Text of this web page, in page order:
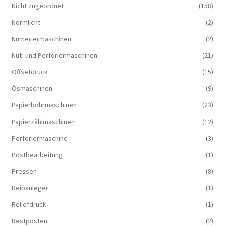
Nicht zugeordnet
(158)
Normlicht
(2)
Numeriermaschinen
(2)
Nut- und Perforiermaschinen
(21)
Offsetdruck
(15)
Ösmaschinen
(9)
Papierbohrmaschinen
(23)
Papierzählmaschinen
(12)
Perforiermaschine
(3)
Postbearbeitung
(1)
Pressen
(8)
Reibanleger
(1)
Reliefdruck
(1)
Restposten
(2)